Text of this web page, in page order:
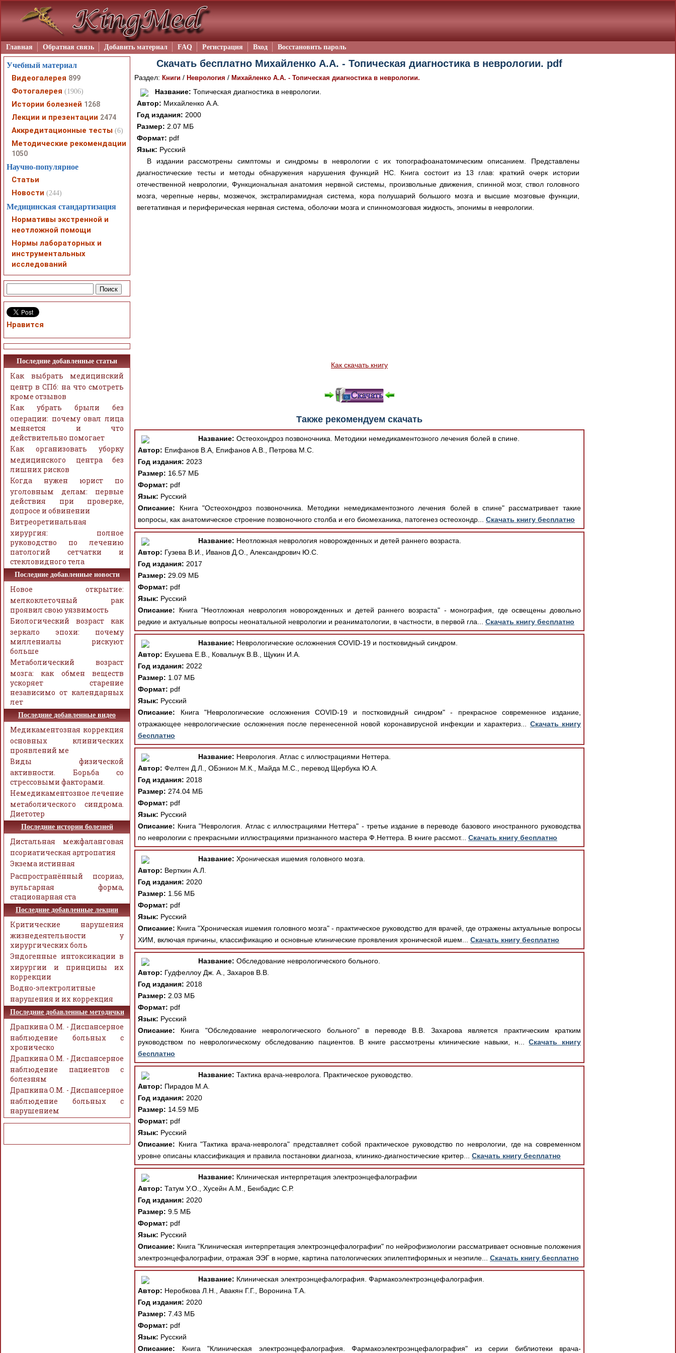
Главная Обратная связь Добавить материал FAQ Регистрация Вход Восстановить пароль
Скачать бесплатно Михайленко А.А. - Топическая диагностика в неврологии. pdf
Раздел: Книги / Неврология / Михайленко А.А. - Топическая диагностика в неврологии.
Название: Топическая диагностика в неврологии.
Автор: Михайленко А.А.
Год издания: 2000
Размер: 2.07 МБ
Формат: pdf
Язык: Русский
В издании рассмотрены симптомы и синдромы в неврологии с их топографоанатомическим описанием. Представлены
диагностические тесты и методы обнаружения нарушения функций НС. Книга состоит из 13 глав: краткий очерк истории
отечественной неврологии, Функциональная анатомия нервной системы, произвольные движения, спинной мозг, ствол головного
мозга, черепные нервы, мозжечок, экстрапирамидная система, кора полушарий большого мозга и высшие мозговые функции,
вегетативная и периферическая нервная система, оболочки мозга и спинномозговая жидкость, эпонимы в неврологии.
Как скачать книгу
Также рекомендуем скачать
Название: Остеохондроз позвоночника. Методики немедикаментозного лечения болей в спине.
Автор: Епифанов В.А, Епифанов А.В., Петрова М.С.
Год издания: 2023
Размер: 16.57 МБ
Формат: pdf
Язык: Русский
Описание: Книга "Остеохондроз позвоночника. Методики немедикаментозного лечения болей в спине" рассматривает такие
вопросы, как анатомическое строение позвоночного столба и его биомеханика, патогенез остеохондр... Скачать книгу бесплатно
Название: Неотложная неврология новорожденных и детей раннего возраста.
Автор: Гузева В.И., Иванов Д.О., Александрович Ю.С.
Год издания: 2017
Размер: 29.09 МБ
Формат: pdf
Язык: Русский
Описание: Книга "Неотложная неврология новорожденных и детей раннего возраста" - монография, где освещены довольно
редкие и актуальные вопросы неонатальной неврологии и реаниматологии, в частности, в первой гла... Скачать книгу бесплатно
Название: Неврологические осложнения COVID-19 и постковидный синдром.
Автор: Екушева Е.В., Ковальчук В.В., Щукин И.А.
Год издания: 2022
Размер: 1.07 МБ
Формат: pdf
Язык: Русский
Описание: Книга "Неврологические осложнения COVID-19 и постковидный синдром" - прекрасное современное издание,
отражающее неврологические осложнения после перенесенной новой коронавирусной инфекции и характериз... Скачать книгу
бесплатно
Название: Неврология. Атлас с иллюстрациями Неттера.
Автор: Фелтен Д.Л., ОБэнион М.К., Майда М.С., перевод Щербука Ю.А.
Год издания: 2018
Размер: 274.04 МБ
Формат: pdf
Язык: Русский
Описание: Книга "Неврология. Атлас с иллюстрациями Неттера" - третье издание в переводе базового иностранного руководства
по неврологии с прекрасными иллюстрациями признанного мастера Ф.Неттера. В книге рассмот... Скачать книгу бесплатно
Название: Хроническая ишемия головного мозга.
Автор: Верткин А.Л.
Год издания: 2020
Размер: 1.56 МБ
Формат: pdf
Язык: Русский
Описание: Книга "Хроническая ишемия головного мозга" - практическое руководство для врачей, где отражены актуальные вопросы
ХИМ, включая причины, классификацию и основные клинические проявления хронической ишем... Скачать книгу бесплатно
Название: Обследование неврологического больного.
Автор: Гудфеллоу Дж. А., Захаров В.В.
Год издания: 2018
Размер: 2.03 МБ
Формат: pdf
Язык: Русский
Описание: Книга "Обследование неврологического больного" в переводе В.В. Захарова является практическим кратким
руководством по неврологическому обследованию пациентов. В книге рассмотрены клинические навыки, н...Скачать книгу
бесплатно
Название: Тактика врача-невролога. Практическое руководство.
Автор: Пирадов М.А.
Год издания: 2020
Размер: 14.59 МБ
Формат: pdf
Язык: Русский
Описание: Книга "Тактика врача-невролога" представляет собой практическое руководство по неврологии, где на современном
уровне описаны классификация и правила постановки диагноза, клинико-диагностические критер... Скачать книгу бесплатно
Название: Клиническая интерпретация электроэнцефалографии
Автор: Татум У.О., Хусейн А.М., Бенбадис С.Р.
Год издания: 2020
Размер: 9.5 МБ
Формат: pdf
Язык: Русский
Описание: Книга "Клиническая интерпретация электроэнцефалографии" по нейрофизиологии рассматривает основные положения
электроэнцефалографии, отражая ЭЭГ в норме, картина патологических эпилептиформных и неэпиле... Скачать книгу бесплатно
Название: Клиническая электроэнцефалография. Фармакоэлектроэнцефалография.
Автор: Неробкова Л.Н., Авакян Г.Г., Воронина Т.А.
Год издания: 2020
Размер: 7.43 МБ
Формат: pdf
Язык: Русский
Описание: Книга "Клиническая электроэнцефалография. Фармакоэлектроэнцефалография" из серии библиотеки врача-
Учебный материал
Видеогалерея 899
Фотогалерея (1906)
Истории болезней 1268
Лекции и презентации 2474
Аккредитационные тесты (6)
Методические рекомендации
1050
Научно-популярное
Статьи
Новости (244)
Медицинская стандартизация
Нормативы экстренной и
неотложной помощи
Нормы лабораторных и
инструментальных
исследований
Нравится
Последние добавленные статьи
Как выбрать медицинский
центр в СПб: на что смотреть
кроме отзывов
Как убрать брыли без
операции: почему овал лица
меняется и что
действительно помогает
Как организовать уборку
медицинского центра без
лишних рисков
Когда нужен юрист по
уголовным делам: первые
действия при проверке,
допросе и обвинении
Витреоретинальная
хирургия: полное
руководство по лечению
патологий сетчатки и
стекловидного тела
Последние добавленные новости
Новое открытие:
мелкоклеточный рак
проявил свою уязвимость
Биологический возраст как
зеркало эпохи: почему
миллениалы рискуют
больше
Метаболический возраст
мозга: как обмен веществ
ускоряет старение
независимо от календарных
лет
Последние добавленные видео
Медикаментозная коррекция
основных клинических
проявлений ме
Виды физической
активности. Борьба со
стрессовыми факторами.
Немедикаментозное лечение
метаболического синдрома.
Диетотер
Последние истории болезней
Дистальная межфаланговая
псориатическая артропатия
Экзема истинная
Распространённый псориаз,
вульгарная форма,
стационарная ста
Последние добавленные лекции
Критические нарушения
жизнедеятельности у
хирургических боль
Эндогенные интоксикации в
хирургии и принципы их
коррекции
Водно-электролитные
нарушения и их коррекция
Последние добавленные методички
Драпкина О.М. - Диспансерное
наблюдение больных с
хроническо
Драпкина О.М. - Диспансерное
наблюдение пациентов с
болезням
Драпкина О.М. - Диспансерное
наблюдение больных с
нарушением